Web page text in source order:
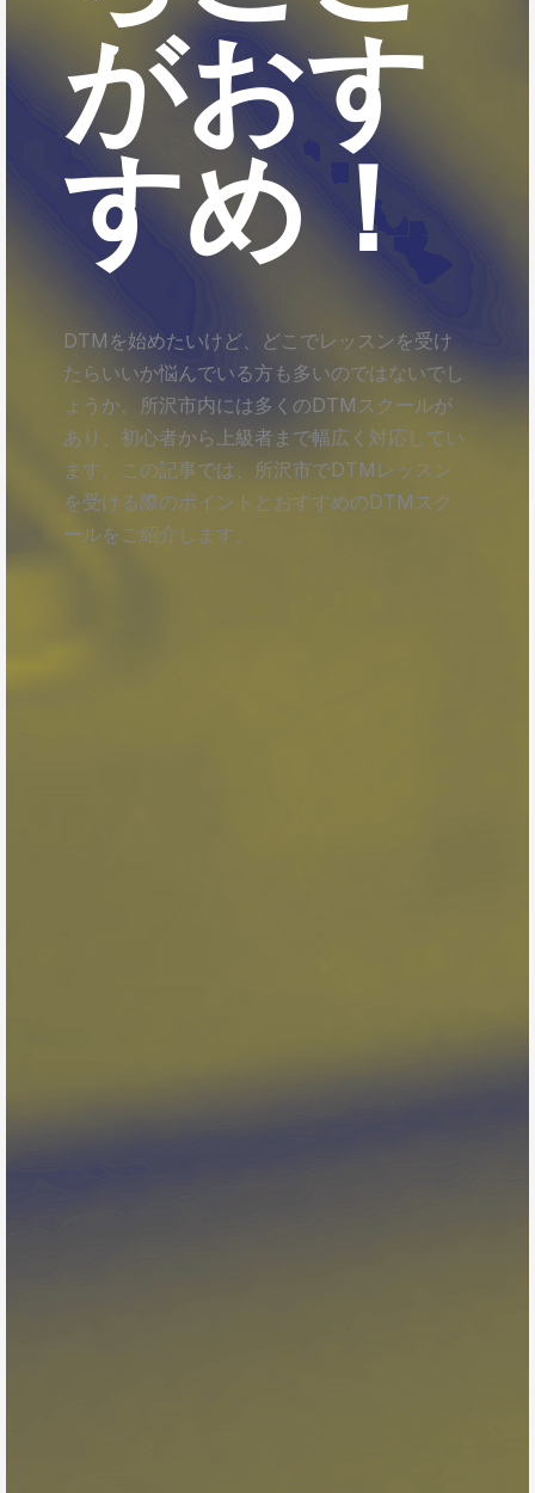
がおす
すめ！
DTMを始めたいけど、どこでレッスンを受け
たらいいか悩んでいる方も多いのではないでし
ょうか。所沢市内には多くのDTMスクールが
あり、初心者から上級者まで幅広く対応してい
ます。この記事では、所沢市でDTMレッスン
を受ける際のポイントとおすすめのDTMスク
ールをご紹介します。